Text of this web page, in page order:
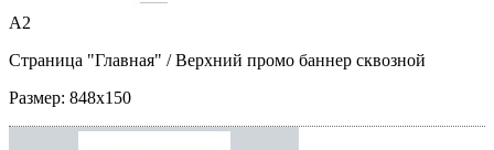
A2
Страница "Главная" / Верхний промо баннер сквозной
Размер: 848x150